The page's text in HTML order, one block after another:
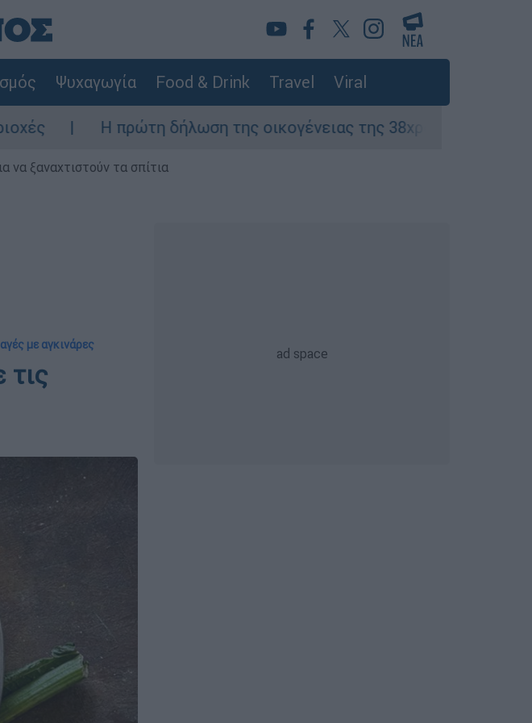
Ψυχαγωγία Food & Drink Travel Viral
Η πρώτη δήλωση της οικογένειας της 38χρονης Βρετανίδας που
ξαναχτιστούν τα σπίτια
με αγκινάρες